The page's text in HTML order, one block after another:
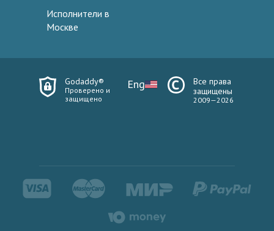
Исполнители в
Москве
Godaddy®
Проверено и
защищено
Eng
Все права
защищены
2009—2026